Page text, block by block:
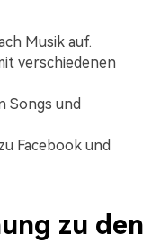
Musik auf.
verschiedenen
Songs und
Facebook und
zu den